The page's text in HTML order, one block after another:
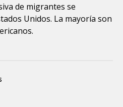
de migrantes se
Unidos. La mayoría son